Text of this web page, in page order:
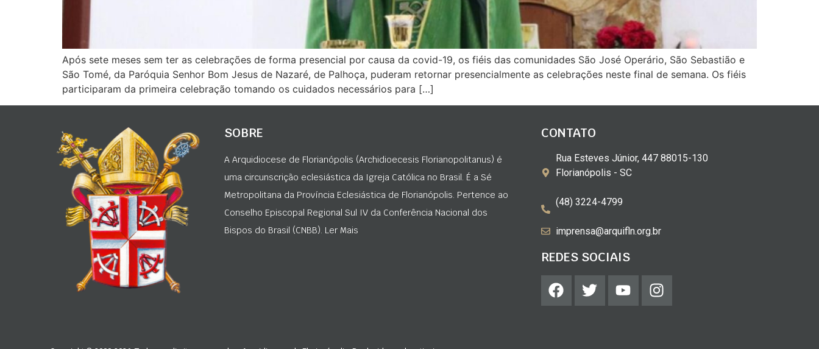
Após sete meses sem ter as celebrações de forma presencial por causa da covid-19, os fiéis das comunidades São José Operário, São Sebastião e
São Tomé, da Paróquia Senhor Bom Jesus de Nazaré, de Palhoça, puderam retornar presencialmente as celebrações neste final de semana. Os fiéis
participaram da primeira celebração tomando os cuidados necessários para […]
SOBRE
A Arquidiocese de Florianópolis (Archidioecesis Florianopolitanus) é
uma circunscrição eclesiástica da Igreja Católica no Brasil. É a Sé
Metropolitana da Província Eclesiástica de Florianópolis. Pertence ao
Conselho Episcopal Regional Sul IV da Conferência Nacional dos
Bispos do Brasil (CNBB). Ler Mais
CONTATO
Rua Esteves Júnior, 447 88015-130
Florianópolis - SC
(48) 3224-4799
imprensa@arquifln.org.br
REDES SOCIAIS